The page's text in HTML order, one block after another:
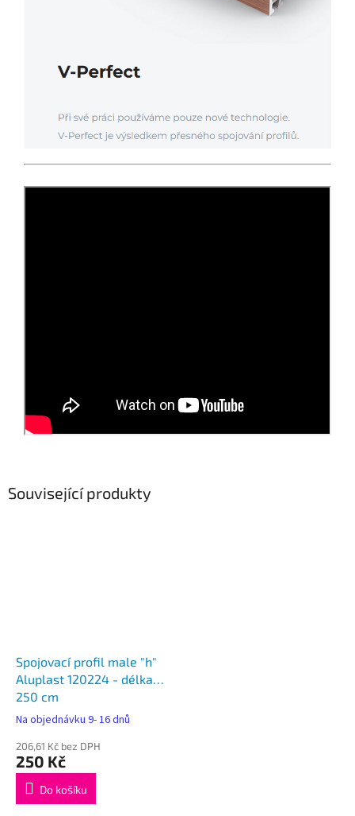
Související produkty
Spojovací profil male "h"
Aluplast 120224 - délka
250 cm
Na objednávku 9- 16 dnů
206,61 Kč bez DPH
250 Kč
Do košíku